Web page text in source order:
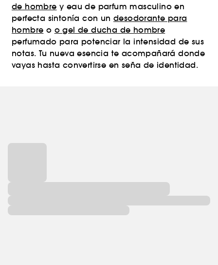
de hombre y eau de parfum masculino en
perfecta sintonía con un desodorante para
hombre o o gel de ducha de hombre
perfumado para potenciar la intensidad de sus
notas. Tu nueva esencia te acompañará donde
vayas hasta convertirse en seña de identidad.